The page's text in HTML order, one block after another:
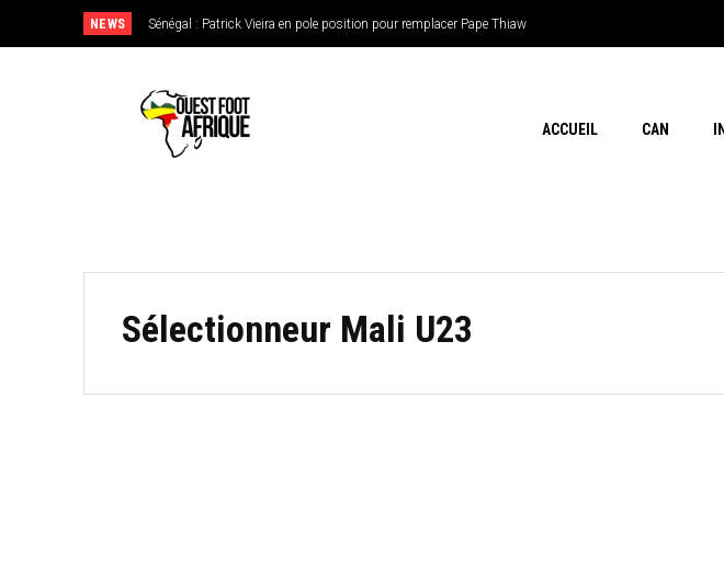
NEWS Sénégal : Patrick Vieira en pole position pour remplacer Pape Thiaw
ACCUEIL CAN
Sélectionneur Mali U23